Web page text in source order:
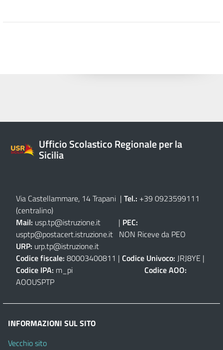
Ufficio Scolastico Regionale per la
Sicilia
Via Castellammare, 14 Trapani | Tel.: +39 0923599111
(centralino)
Mail: usp.tp@istruzione.it | PEC:
usptp@postacert.istruzione.it NON Riceve da PEO
URP: urp.tp@istruzione.it
Codice fiscale: 80003400811 | Codice Univoco: JRJ8YE |
Codice IPA: m_pi Codice AOO:
AOOUSPTP
INFORMAZIONI SUL SITO
Vecchio sito